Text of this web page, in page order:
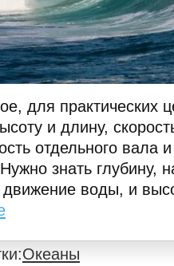
для практических
и длину,
отдельного вала
знать глубину,
воды, и
Океаны